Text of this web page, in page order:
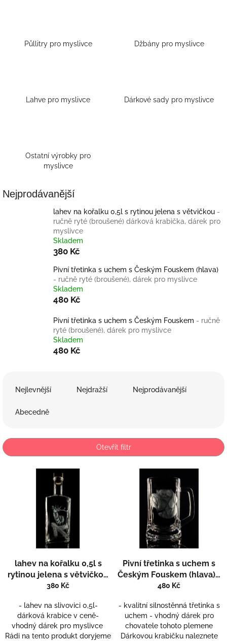
Půllitry pro myslivce Džbány pro myslivce
Lahve pro myslivce Dárkové sady pro myslivce
Ostatní výrobky pro
myslivce
Nejprodávanější
lahev na kořalku 0,5l s rytinou jelena s větvičkou -
ručně ryté (broušené) dárková krabička, dárek pro
myslivce
Skladem
380 Kč
Pivní třetinka s uchem s Českým Fouskem (hlava)
- ručně ryté (broušené), dárek pro myslivce
Skladem
480 Kč
Pivní třetinka s uchem s Českým Fouskem - ručně
ryté (broušené), dárek pro myslivce
Skladem
480 Kč
p
r
Nejlevnější Nejdražší Nejprodávanější
Abecedně
Otevřít filtr
lahev na kořalku 0,5l s
rytinou jelena s větvičkou
- ručně ryté (broušené)
pro myslivce
380 Kč
- lahev na slivovici 0,5l-
dárková krabice v ceně-
vhodný dárek pro myslivce
Rádi na tento produkt doryjeme
Pivní třetinka s uchem s
Českým Fouskem (hlava)-
ručně ryté (broušené),
480 Kč
- kvalitní silnostěnná třetinka s
uchem - vhodný dárek pro
chovatele tohoto plemene
Dárkovou krabičku naleznete